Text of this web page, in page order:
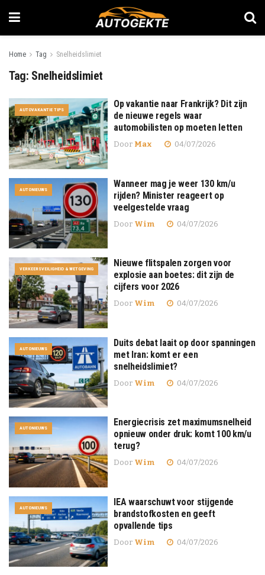
Home Tag Snelheidslimiet
Tag: Snelheidslimiet
AUTOVAKANTIE TIPS
Op vakantie naar Frankrijk? Dit zijn
de nieuwe regels waar
automobilisten op moeten letten
Door Max 04/07/2026
AUTONIEUWS
Wanneer mag je weer 130 km/u
rijden? Minister reageert op
veelgestelde vraag
Door Wim 04/07/2026
VERKEERSVEILIGHEID & WETGEVING
Nieuwe flitspalen zorgen voor
explosie aan boetes: dit zijn de
cijfers voor 2026
Door Wim 04/07/2026
AUTONIEUWS
Duits debat laait op door spanningen
met Iran: komt er een
snelheidslimiet?
Door Wim 04/07/2026
AUTONIEUWS
Energiecrisis zet maximumsnelheid
opnieuw onder druk: komt 100 km/u
terug?
Door Wim 04/07/2026
AUTONIEUWS
IEA waarschuwt voor stijgende
brandstofkosten en geeft
opvallende tips
Door Wim 04/07/2026